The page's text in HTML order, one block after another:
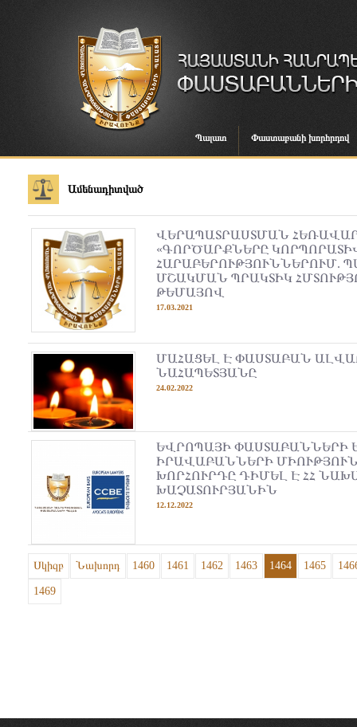
Պալատ Փաստաբանի խորհրդով
Ամենադիտված
ՎԵՐԱՊԱՏՐԱՍՏՄԱՆ
«ԳՈՐԾԱՐՔՆԵՐԸ
ՀԱՐԱԲԵՐՈՒԹՅՈՒՆՆԵՐՈՒՄ.
ՄՇԱԿՄԱՆ ՊՐԱԿՏԻԿ
ԹԵՄԱՅՈՎ
17.03.2021
ՄԱՀԱՑԵԼ Է ՓԱՍՏԱԲԱՆ
ՆԱՀԱՊԵՏՅԱՆԸ
24.02.2022
ԵՎՐՈՊԱՅԻ ՓԱՍՏԱԲԱՆՆԵՐԻ
ԻՐԱՎԱԲԱՆՆԵՐԻ
ԽՈՐՀՈՒՐԴԸ ԴԻՄԵԼ Է ՀՀ
ԽԱՉԱՏՈՒՐՅԱՆԻՆ
12.12.2022
Սկիզբ Նախորդ 1460 1461 1462 1463 1464 1465
1469